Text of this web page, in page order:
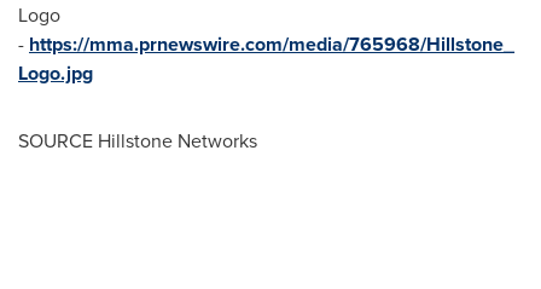
Logo
- https://mma.prnewswire.com/media/765968/Hillstone_
Logo.jpg
SOURCE Hillstone Networks